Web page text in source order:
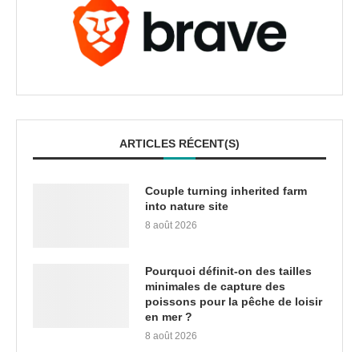
ARTICLES RÉCENT(S)
Couple turning inherited farm
into nature site
8 août 2026
Pourquoi définit-on des tailles
minimales de capture des
poissons pour la pêche de loisir
en mer ?
8 août 2026